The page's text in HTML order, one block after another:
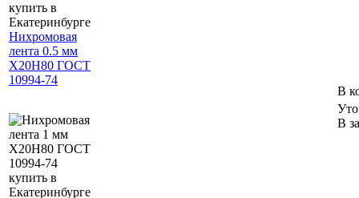
Нихромовая
лента 0.5 мм
Х20Н80 ГОСТ
10994-74
В
В